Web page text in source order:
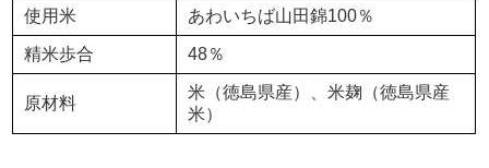
使用米 あわいちば山田錦100％
精米歩合 48％
原材料
米（徳島県産）、米麹（徳島県産
米）